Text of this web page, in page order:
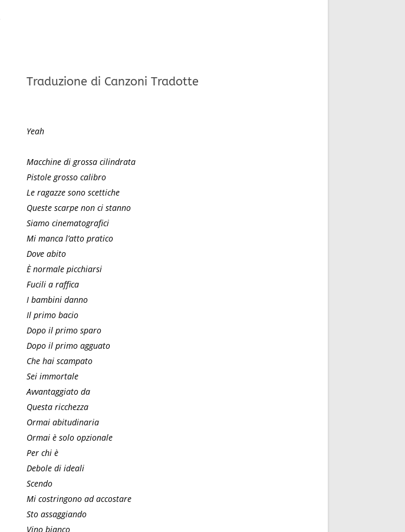
Traduzione di Canzoni Tradotte
Yeah
Macchine di grossa cilindrata
Pistole grosso calibro
Le ragazze sono scettiche
Queste scarpe non ci stanno
Siamo cinematografici
Mi manca l’atto pratico
Dove abito
È normale picchiarsi
Fucili a raffica
I bambini danno
Il primo bacio
Dopo il primo sparo
Dopo il primo agguato
Che hai scampato
Sei immortale
Avvantaggiato da
Questa ricchezza
Ormai abitudinaria
Ormai è solo opzionale
Per chi è
Debole di ideali
Scendo
Mi costringono ad accostare
Sto assaggiando
Vino bianco